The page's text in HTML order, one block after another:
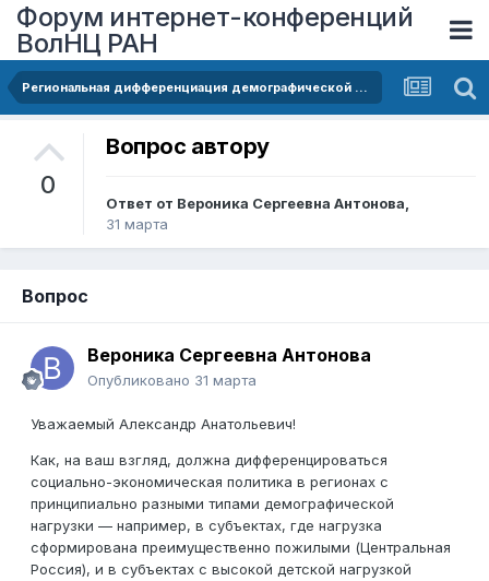
Форум интернет-конференций
ВолНЦ РАН
Региональная дифференциация демографической нагрузки и её динамика в 2000-2025 годы
0
Вопрос автору
Ответ от Вероника Сергеевна Антонова,
31 марта
Вопрос
Вероника Сергеевна Антонова
Опубликовано 31 марта
Уважаемый Александр Анатольевич!
Как, на ваш взгляд, должна дифференцироваться
социально-экономическая политика в регионах с
принципиально разными типами демографической
нагрузки — например, в субъектах, где нагрузка
сформирована преимущественно пожилыми (Центральная
Россия), и в субъектах с высокой детской нагрузкой